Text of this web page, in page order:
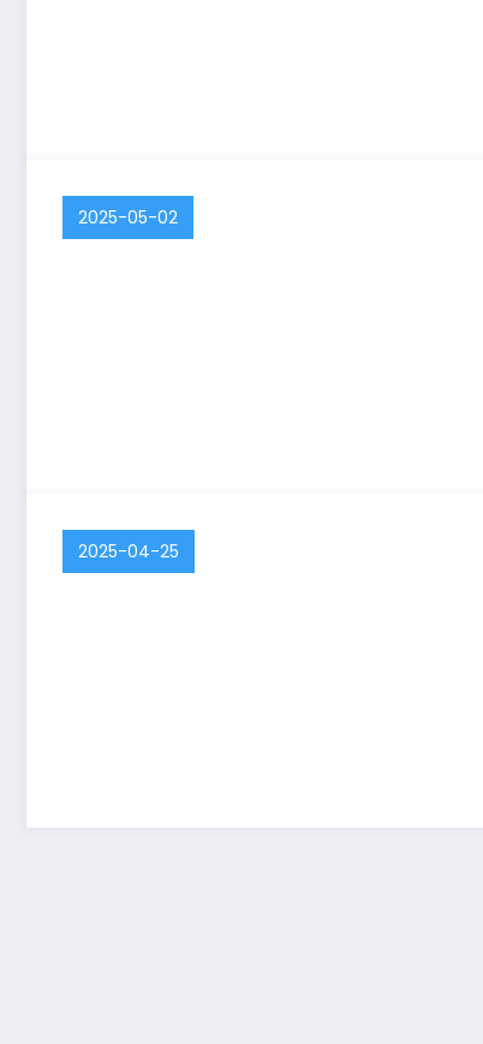
2025-05-02
2025-04-25